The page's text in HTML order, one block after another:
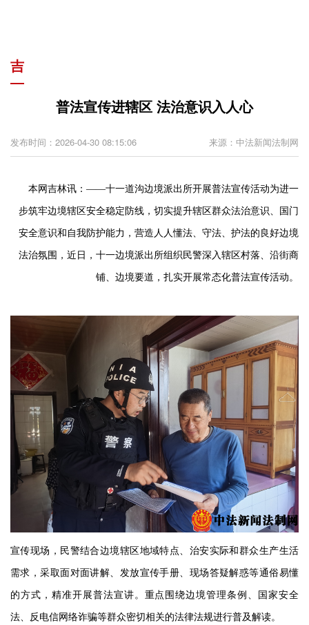
吉
普法宣传进辖区 法治意识入人心
发布时间：2026-04-30 08:15:06 来源：中法新闻法制网
本网吉林讯：——十一道沟边境派出所开展普法宣传活动为进一
步筑牢边境辖区安全稳定防线，切实提升辖区群众法治意识、国门
安全意识和自我防护能力，营造人人懂法、守法、护法的良好边境
法治氛围，近日，十一边境派出所组织民警深入辖区村落、沿街商
铺、边境要道，扎实开展常态化普法宣传活动。
宣传现场，民警结合边境辖区地域特点、治安实际和群众生产生活
需求，采取面对面讲解、发放宣传手册、现场答疑解惑等通俗易懂
的方式，精准开展普法宣讲。重点围绕边境管理条例、国家安全
法、反电信网络诈骗等群众密切相关的法律法规进行普及解读。